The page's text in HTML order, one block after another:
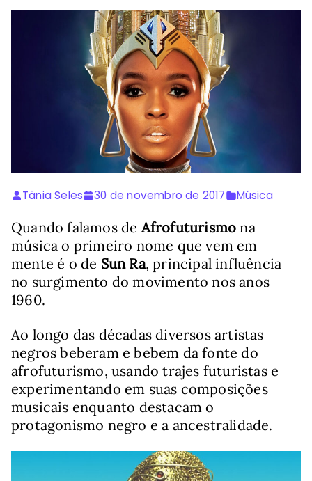
Tânia Seles 30 de novembro de 2017 Música
Quando falamos deAfrofuturismo na
música o primeiro nome que vem em
mente é o de Sun Ra, principal influência
no surgimento do movimento nos anos
1960.
Ao longo das décadas diversos artistas
negros beberam e bebem da fonte do
afrofuturismo, usando trajes futuristas e
experimentando em suas composições
musicais enquanto destacam o
protagonismo negro e a ancestralidade.